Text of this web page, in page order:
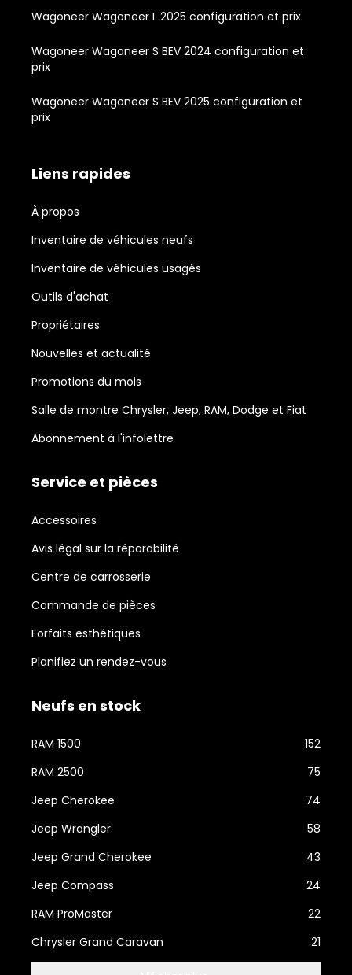
Wagoneer Wagoneer L 2025 configuration et prix
Wagoneer Wagoneer S BEV 2024 configuration et
prix
Wagoneer Wagoneer S BEV 2025 configuration et
prix
Liens rapides
À propos
Inventaire de véhicules neufs
Inventaire de véhicules usagés
Outils d'achat
Propriétaires
Nouvelles et actualité
Promotions du mois
Salle de montre Chrysler, Jeep, RAM, Dodge et Fiat
Abonnement à l'infolettre
Service et pièces
Accessoires
Avis légal sur la réparabilité
Centre de carrosserie
Commande de pièces
Forfaits esthétiques
Planifiez un rendez-vous
Neufs en stock
RAM 1500
152
RAM 2500
75
Jeep Cherokee
74
Jeep Wrangler
58
Jeep Grand Cherokee
43
Jeep Compass
24
RAM ProMaster
22
Chrysler Grand Caravan
21